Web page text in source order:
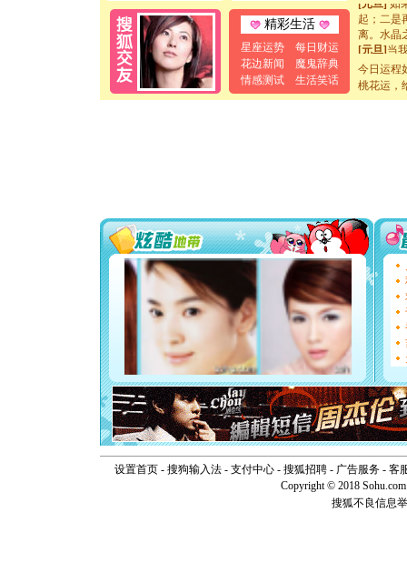
精彩生活
星座运势
每日财运
花边新闻
魔鬼辞典
情感测试
生活笑话
起；二是
离。水晶
[元旦]当
泣，这痛
卖了。水
[春节]风
[圣诞节]
能正大
天都要快
[圣诞节]
如意,快
[元旦]
看
断电。
你是我
[元旦]
如
起；二
离。水
[元旦]当
泣，这痛
卖了。水
[春节]风
道一声平
[春节] 传
片叶子是
今日运程
桃花运，
设置首页- 搜狗输入法- 支付中心- 搜狐招聘- 广告服务- 客
Copyright © 2018
搜狐不良信息